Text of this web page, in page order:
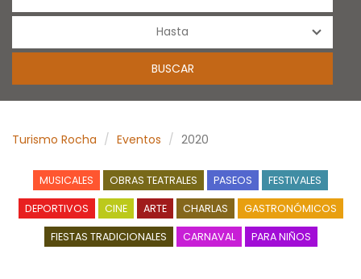
Turismo Rocha Eventos 2020
MUSICALES OBRAS TEATRALES PASEOS FESTIVALES
DEPORTIVOS CINE ARTE CHARLAS GASTRONÓMICOS
FIESTAS TRADICIONALES CARNAVAL PARA NIÑOS